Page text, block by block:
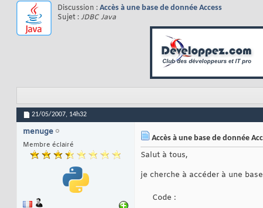
Discussion : Accès à une base de donnée Access
Sujet :JDBC Java
21/05/2007, 14h32
menuge
Membre éclairé
Accès à une base de donnée
Salut à tous,
je cherche à accéder à une
Code :